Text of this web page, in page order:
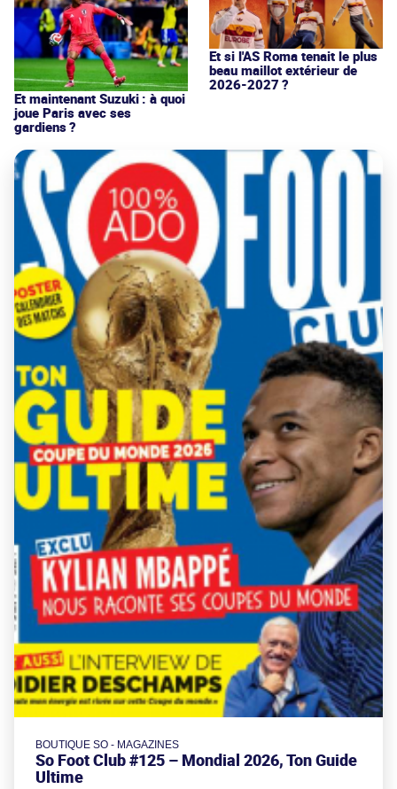
Et maintenant Suzuki : à quoi
joue Paris avec ses
gardiens ?
Et si l'AS Roma tenait le plus
beau maillot extérieur de
2026-2027 ?
BOUTIQUE SO - MAGAZINES
So Foot Club #125 – Mondial 2026, Ton Guide
Ultime